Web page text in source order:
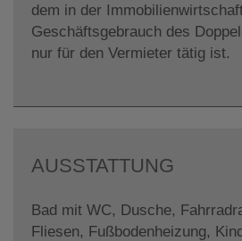
dem in der
Geschäftsgebrauch des
nur für den Vermieter tätig ist.
AUSSTATTUNG
Bad mit WC Dusche
Fliesen
Fußbodenheizung